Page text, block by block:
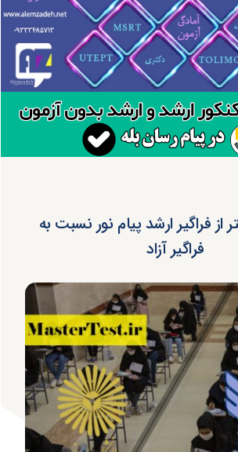
از فراگیر ارشد پیام نور نسبت به
فراگیر آزاد